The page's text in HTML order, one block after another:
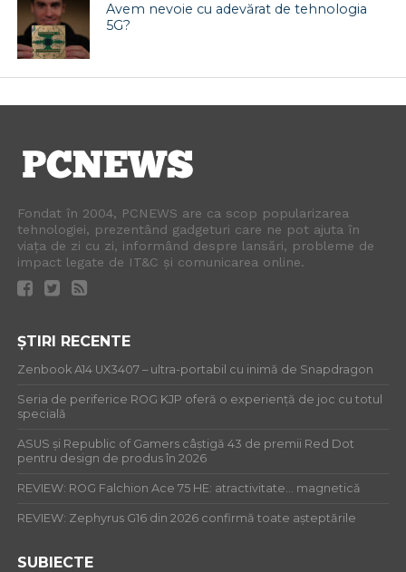
Avem nevoie cu adevărat de tehnologia
5G?
Fondat în 2004, PCNEWS are ca scop popularizarea
tehnologiei, prezentând gadgeturi care ne pot ajuta în
viața de zi cu zi, informând despre lansări, probleme de
impact legate de IT&C și comunicarea online.
ȘTIRI RECENTE
Zenbook A14 UX3407 – ultra-portabil cu inimă de Snapdragon
Seria de periferice ROG KJP oferă o experiență de joc cu totul
specială
ASUS și Republic of Gamers câștigă 43 de premii Red Dot
pentru design de produs în 2026
REVIEW: ROG Falchion Ace 75 HE: atractivitate… magnetică
REVIEW: Zephyrus G16 din 2026 confirmă toate așteptările
SUBIECTE